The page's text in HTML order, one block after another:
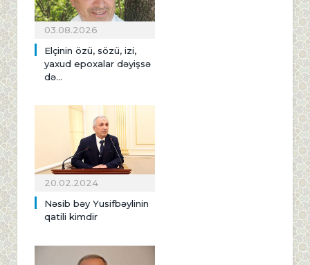
03.08.2026
Elçinin özü, sözü, izi,
yaxud epoxalar dəyişsə
də...
20.02.2024
Nəsib bəy Yusifbəylinin
qatili kimdir